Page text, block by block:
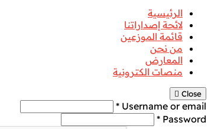
الرئيسية
لائحة إصداراتنا
قائمة الموزعين
من نحن
المعارض
منصات الكترونية
Close
Username or email *
Password *